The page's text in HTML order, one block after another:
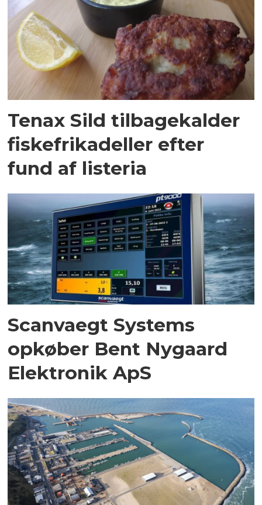
Tenax Sild tilbagekalder
fiskefrikadeller efter
fund af listeria
Scanvaegt Systems
opkøber Bent Nygaard
Elektronik ApS